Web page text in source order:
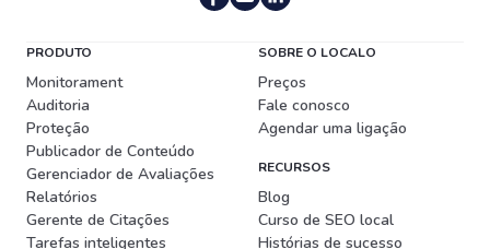
PRODUTO
Monitorament
Auditoria
Proteção
Publicador de Conteúdo
Gerenciador de Avaliações
Relatórios
Gerente de Citações
Tarefas inteligentes
SOBRE O LOCALO
Preços
Fale conosco
Agendar uma ligação
RECURSOS
Blog
Curso de SEO local
Histórias de sucesso